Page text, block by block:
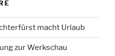
macht Urlaub
zur Werkschau